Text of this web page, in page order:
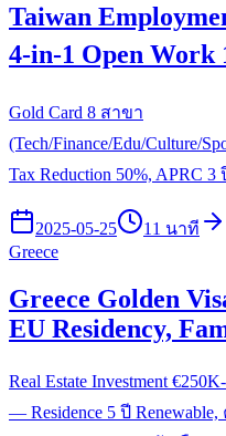
Taiwan
4-in-1 Open Work
Gold Card 8 สาขา
(Tech/Finance/Edu/Culture/
Tax Reduction 50%, APRC
2025-05-25
11 นาที
Greece
Greece Golden
EU Residency,
Real Estate Investment
— Residence 5 ปี